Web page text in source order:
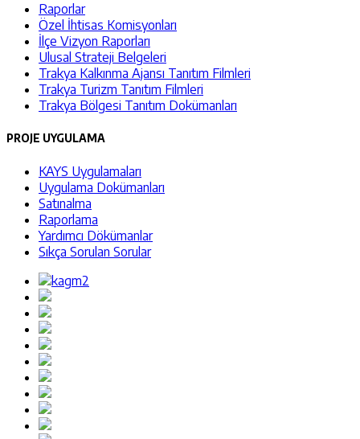
Raporlar
Özel İhtisas Komisyonları
İlçe Vizyon Raporları
Ulusal Strateji Belgeleri
Trakya Kalkınma Ajansı Tanıtım Filmleri
Trakya Turizm Tanıtım Filmleri
Trakya Bölgesi Tanıtım Dokümanları
PROJE UYGULAMA
KAYS Uygulamaları
Uygulama Dokümanları
Satınalma
Raporlama
Yardımcı Dökümanlar
Sıkça Sorulan Sorular